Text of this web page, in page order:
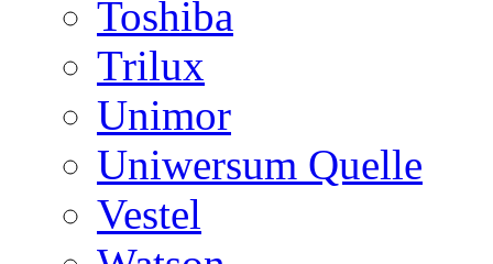
Toshiba
Trilux
Unimor
Uniwersum Quelle
Vestel